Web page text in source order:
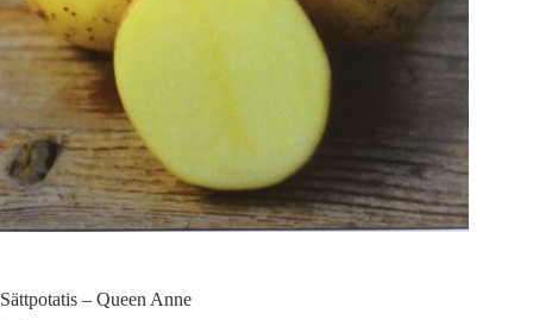
Sättpotatis – Queen Anne